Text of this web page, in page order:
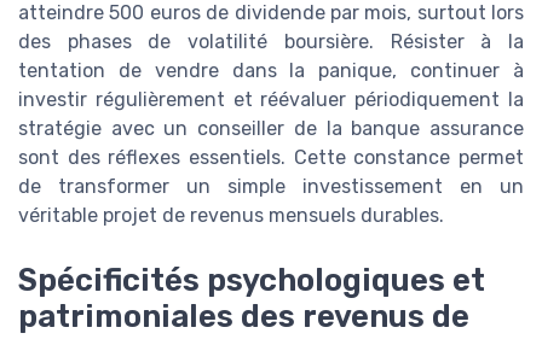
atteindre 500 euros de dividende par mois, surtout lors
des phases de volatilité boursière. Résister à la
tentation de vendre dans la panique, continuer à
investir régulièrement et réévaluer périodiquement la
stratégie avec un conseiller de la banque assurance
sont des réflexes essentiels. Cette constance permet
de transformer un simple investissement en un
véritable projet de revenus mensuels durables.
Spécificités psychologiques et
patrimoniales des revenus de